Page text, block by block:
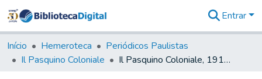
&
Coleções
Tudo na
Entrar
Início Hemeroteca
Periódicos Paulistas
Il Pasquino Coloniale
Il Pasquino Coloniale, 1919, Anno XII, n. 0624